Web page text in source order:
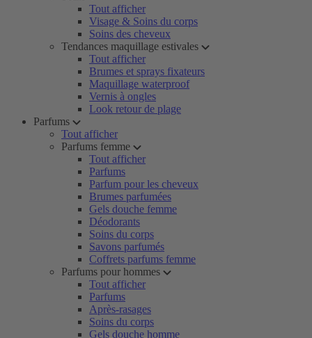
Tout afficher
Visage & Soins du corps
Soins des cheveux
Tendances maquillage estivales
Tout afficher
Brumes et sprays fixateurs
Maquillage waterproof
Vernis à ongles
Look retour de plage
Parfums
Tout afficher
Parfums femme
Tout afficher
Parfums
Parfum pour les cheveux
Brumes parfumées
Gels douche femme
Déodorants
Soins du corps
Savons parfumés
Coffrets parfums femme
Parfums pour hommes
Tout afficher
Parfums
Après-rasages
Soins du corps
Gels douche homme